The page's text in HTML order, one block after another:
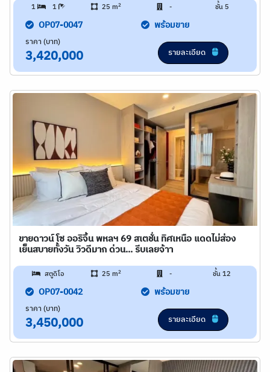
1 1 25 m2 - ชั้น 5
OP07-0047 พร้อมขาย
ราคา (บาท)
3,420,000 รายละเอียด
ขายดาวน์ โซ ออริจิ้น พหลฯ 69 สเตชั่น ทิศเหนือ แดดไม่ส่อง
เย็นสบายทั้งวัน วิวดีมาก ด่วน... รีบเลยจ้าา
สตูดิโอ 25 m2 - ชั้น 12
OP07-0042 พร้อมขาย
ราคา (บาท)
3,450,000 รายละเอียด